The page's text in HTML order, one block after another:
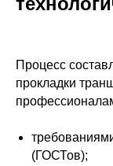
Процесс
прокладки
(ГОСТов);